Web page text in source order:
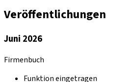
Veröffentlichungen
Juni 2026
Firmenbuch
Funktion eingetragen